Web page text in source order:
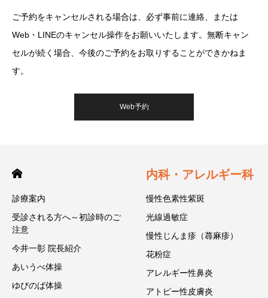
ご予約をキャンセルされる場合は、必ず事前に連絡、または
Web・LINEのキャンセル操作をお願いいたします。無断キャン
セルが続く場合、今後のご予約をお取りすることができかねま
す。
Web予約
診療案内
受診される方へ～初診時のご
注意
今井一彰 院長紹介
あいうべ体操
ゆびのば体操
内科・アレルギー科
慢性色素性紫斑
光線過敏症
慢性じんま疹（蕁麻疹）
花粉症
アレルギー性鼻炎
アトピー性皮膚炎